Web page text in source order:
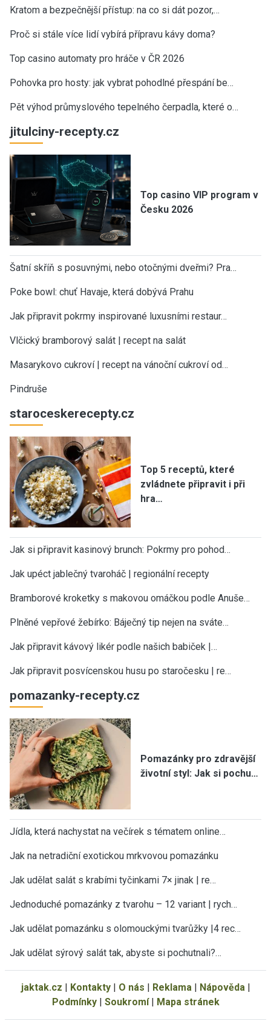
Kratom a bezpečnější přístup: na co si dát pozor,…
Proč si stále více lidí vybírá přípravu kávy doma?
Top casino automaty pro hráče v ČR 2026
Pohovka pro hosty: jak vybrat pohodlné přespání be…
Pět výhod průmyslového tepelného čerpadla, které o…
jitulciny-recepty.cz
Top casino VIP program v
Česku 2026
Šatní skříň s posuvnými, nebo otočnými dveřmi? Pra…
Poke bowl: chuť Havaje, která dobývá Prahu
Jak připravit pokrmy inspirované luxusními restaur…
Vlčický bramborový salát | recept na salát
Masarykovo cukroví | recept na vánoční cukroví od…
Pindruše
staroceskerecepty.cz
Top 5 receptů, které
zvládnete připravit i při
hra…
Jak si připravit kasinový brunch: Pokrmy pro pohod…
Jak upéct jablečný tvaroháč | regionální recepty
Bramborové kroketky s makovou omáčkou podle Anuše…
Plněné vepřové žebírko: Báječný tip nejen na sváte…
Jak připravit kávový likér podle našich babiček |…
Jak připravit posvícenskou husu po staročesku | re…
pomazanky-recepty.cz
Pomazánky pro zdravější
životní styl: Jak si pochu…
Jídla, která nachystat na večírek s tématem online…
Jak na netradiční exotickou mrkvovou pomazánku
Jak udělat salát s krabími tyčinkami 7× jinak | re…
Jednoduché pomazánky z tvarohu – 12 variant | rych…
Jak udělat pomazánku s olomouckými tvarůžky |4 rec…
Jak udělat sýrový salát tak, abyste si pochutnali?…
jaktak.cz | Kontakty| O nás | Reklama| Nápověda|
Podmínky| Soukromí| Mapa stránek